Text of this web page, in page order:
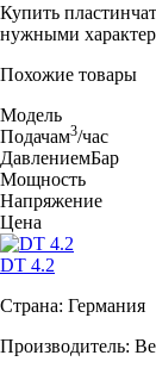
Купить
нужными
Похожие товары
Модель
Подачам3/час
ДавлениемБар
Мощность
Напряжение
Цена
DT 4.2
Страна: Германия
Производитель: